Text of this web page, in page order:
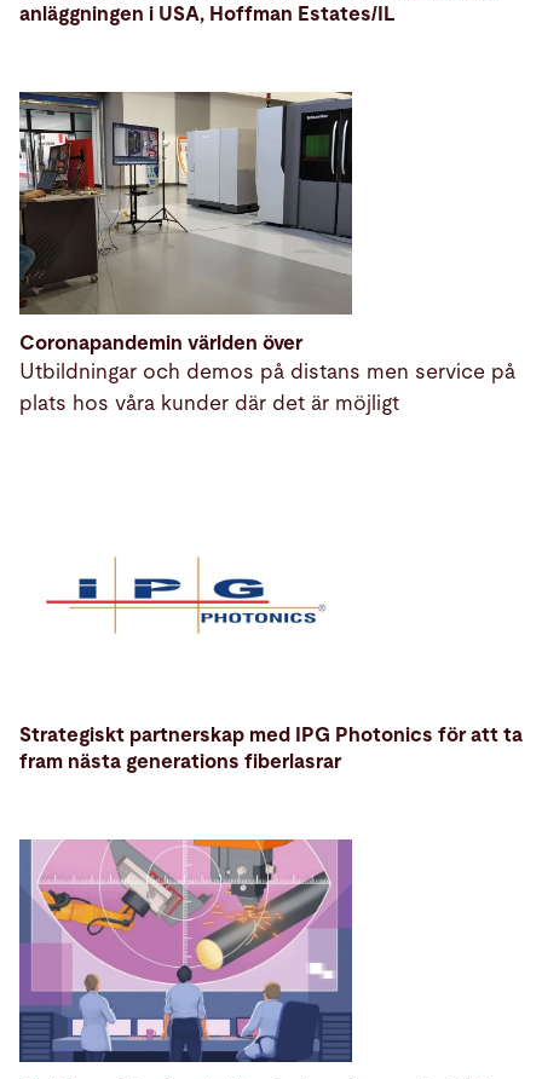
anläggningen i USA, Hoffman Estates/IL
Coronapandemin världen över
Utbildningar och demos på distans men service på
plats hos våra kunder där det är möjligt
Strategiskt partnerskap med IPG Photonics för att ta
fram nästa generations fiberlasrar